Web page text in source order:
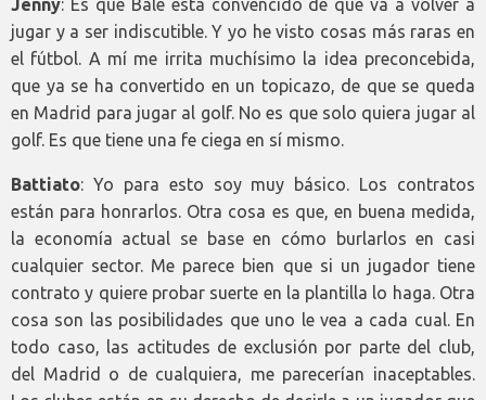
Jenny: Es que Bale está convencido de que va a volver a
jugar y a ser indiscutible. Y yo he visto cosas más raras en
el fútbol. A mí me irrita muchísimo la idea preconcebida,
que ya se ha convertido en un topicazo, de que se queda
en Madrid para jugar al golf. No es que solo quiera jugar al
golf. Es que tiene una fe ciega en sí mismo.
Battiato: Yo para esto soy muy básico. Los contratos
están para honrarlos. Otra cosa es que, en buena medida,
la economía actual se base en cómo burlarlos en casi
cualquier sector. Me parece bien que si un jugador tiene
contrato y quiere probar suerte en la plantilla lo haga. Otra
cosa son las posibilidades que uno le vea a cada cual. En
todo caso, las actitudes de exclusión por parte del club,
del Madrid o de cualquiera, me parecerían inaceptables.